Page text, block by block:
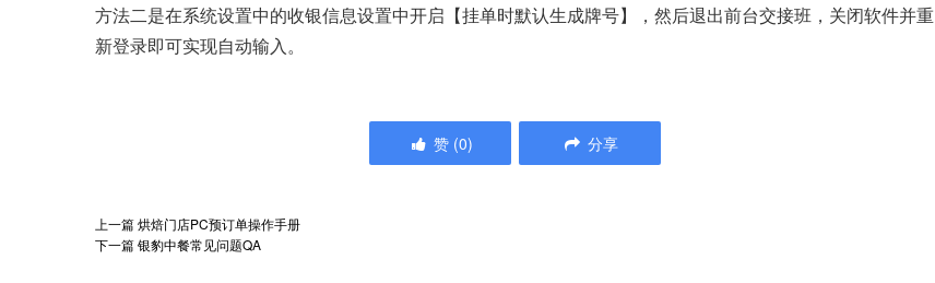
方法二是在系统设置中的收银信息设置中开启【挂单时默认生成牌号】，然后退出前台交接班，关闭软件并重
新登录即可实现自动输入。
赞 (0) 分享
上一篇烘焙门店PC预订单操作手册
下一篇银豹中餐常见问题QA